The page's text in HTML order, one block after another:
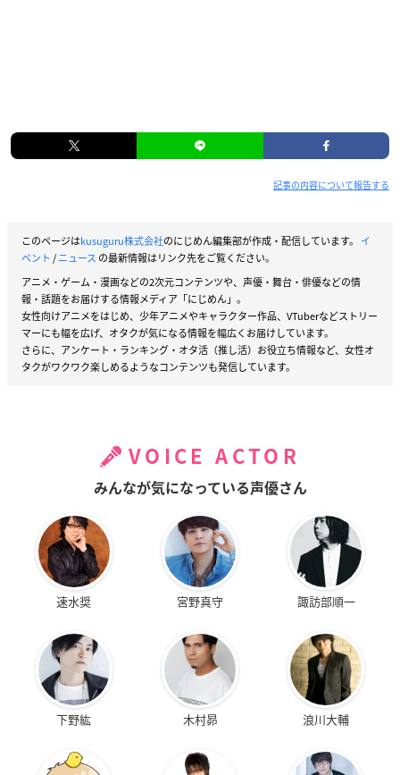
記事の内容について報告する
このページはkusuguru株式会社のにじめん編集部が作成・配信しています。 イ
ベント /ニュース の最新情報はリンク先をご覧ください。
アニメ・ゲーム・漫画などの2次元コンテンツや、声優・舞台・俳優などの情
報・話題をお届けする情報メディア「にじめん」。
女性向けアニメをはじめ、少年アニメやキャラクター作品、VTuberなどストリー
マーにも幅を広げ、オタクが気になる情報を幅広くお届けしています。
さらに、アンケート・ランキング・オタ活（推し活）お役立ち情報など、女性オ
タクがワクワク楽しめるようなコンテンツも発信しています。
VOICE ACTOR
みんなが気になっている声優さん
速水奨 宮野真守 諏訪部順一
下野紘 木村昴 浪川大輔